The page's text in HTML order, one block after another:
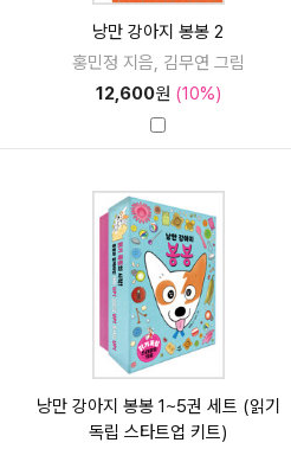
낭만 강아지 봉봉 2
홍민정 지음, 김무연 그림
12,600원 (10%)
낭만 강아지 봉봉 1~5권 세트 (읽기
독립 스타트업 키트)